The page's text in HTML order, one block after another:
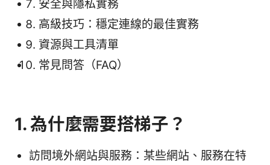
安全與隱私實務
高級技巧：穩定連線的最佳實務
資源與工具清單
常見問答（FAQ）
1. 為什麼需要搭梯子？
訪問境外網站與服務：某些網站、服務在特